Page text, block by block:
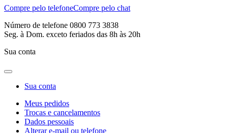
Compre pelo telefoneCompre pelo chat
Número de telefone 0800 773 3838
Seg. à Dom. exceto feriados das 8h às 20h
Sua conta
Sua conta
Meus pedidos
Trocas e cancelamentos
Dados pessoais
Alterar e-mail ou telefone